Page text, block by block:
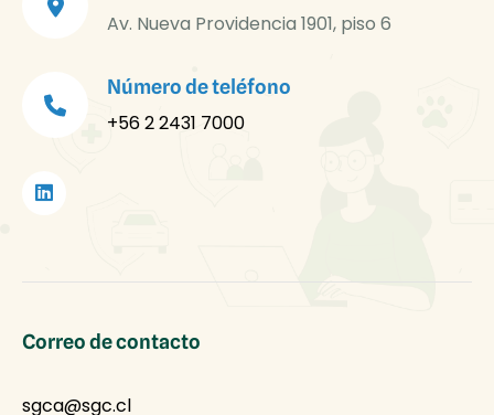
Av. Nueva Providencia 1901, piso 6
Número de teléfono
+56 2 2431 7000
Correo de contacto
sgca@sgc.cl